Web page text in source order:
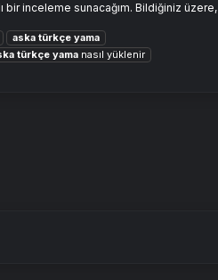
bir inceleme sunacağım. Bildiğiniz üzere,
aska türkçe yama
türkçe yama nasıl yüklenir